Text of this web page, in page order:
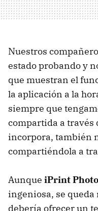
Nuestros
estado probando y
que muestran el
la aplicación a la
siempre que
compartida a través
incorpora, también
compartiéndola a
Aunque iPrint Photo
ingeniosa, se
debería ofrecer un